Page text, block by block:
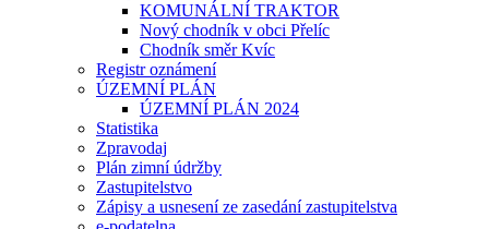
KOMUNÁLNÍ TRAKTOR
Nový chodník v obci Přelíc
Chodník směr Kvíc
Registr oznámení
ÚZEMNÍ PLÁN
ÚZEMNÍ PLÁN 2024
Statistika
Zpravodaj
Plán zimní údržby
Zastupitelstvo
Zápisy a usnesení ze zasedání zastupitelstva